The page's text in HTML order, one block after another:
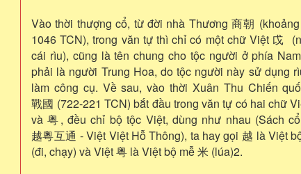
Vào thời thượng cổ, từ đời nhà Thương 商朝
1046 TCN), trong văn tự thì chỉ có một chữ Việt 戉
cái rìu), cũng là tên chung cho tộc người ở phía
phải là người Trung Hoa, do tộc người này sử dụng
làm công cụ. Về sau, vào thời Xuân Thu Chiến
戰國 (722-221 TCN) bắt đầu trong văn tự có hai chữ
và 粤, đều chỉ bộ tộc Việt, dùng như nhau (Sách
越粵互通 - Việt Việt Hỗ Thông), ta hay gọi 越 là Việt
(đi, chạy) và Việt 粤 là Việt bộ mễ 米 (lúa)2.